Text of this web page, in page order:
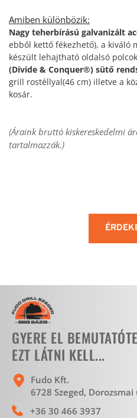
Amiben különbözik:
Nagy teherbírású galvanizált
ebből kettő fékezhető), a kiváló
készült lehajtható oldalsó
(Divide & Conquer®) sütő
grill rostéllyal(46 cm) illetve a
kosár.
(Áraink bruttó kiskereskedelmi
tartalmazzák.)
GYERE EL
EZT LÁTNI KELL...
Fudo Kft.
6728 Szeged,
+36 30 466 3937